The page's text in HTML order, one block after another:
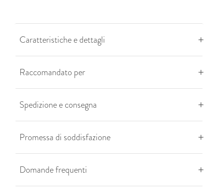
Caratteristiche e dettagli
Raccomandato per
Spedizione e consegna
Promessa di soddisfazione
Domande frequenti